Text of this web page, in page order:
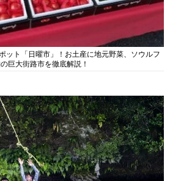
ット「日曜市」！お土産に地元野菜、ソウルフ
巨大街路市を徹底解説！